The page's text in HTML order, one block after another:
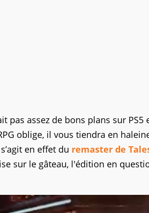
pas assez de bons plans sur PS5
oblige, il vous tiendra en
en effet du remaster de
sur le gâteau, l'édition en